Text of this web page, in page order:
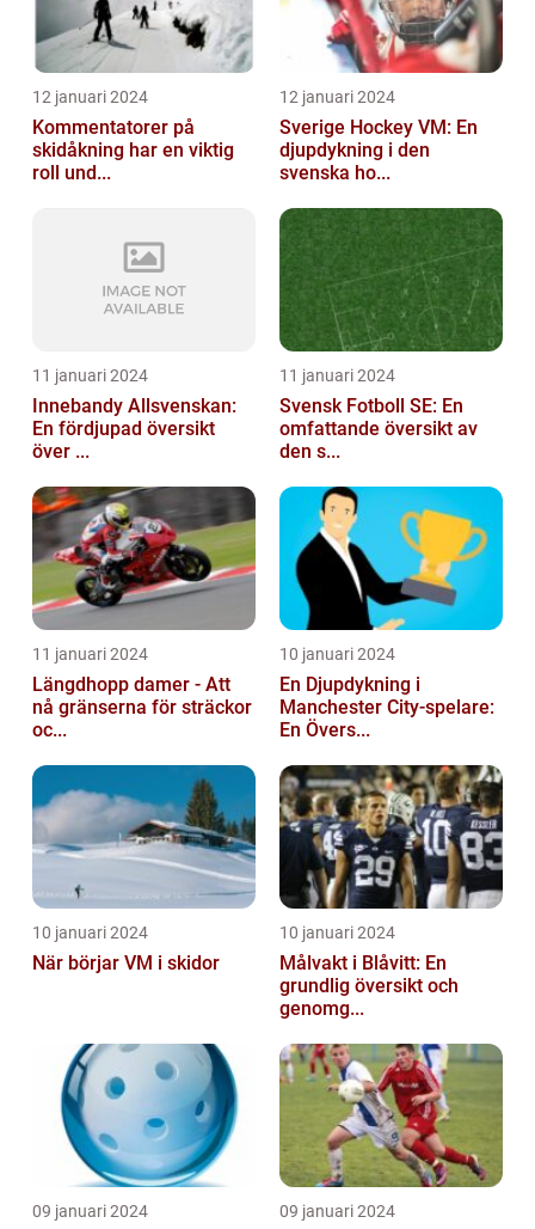
12 januari 2024
Kommentatorer på
skidåkning har en viktig
roll und...
12 januari 2024
Sverige Hockey VM: En
djupdykning i den
svenska ho...
11 januari 2024
Innebandy Allsvenskan:
En fördjupad översikt
över ...
11 januari 2024
Svensk Fotboll SE: En
omfattande översikt av
den s...
11 januari 2024
Längdhopp damer - Att
nå gränserna för sträckor
oc...
10 januari 2024
En Djupdykning i
Manchester City-spelare:
En Övers...
10 januari 2024
När börjar VM i skidor
10 januari 2024
Målvakt i Blåvitt: En
grundlig översikt och
genomg...
09 januari 2024 09 januari 2024